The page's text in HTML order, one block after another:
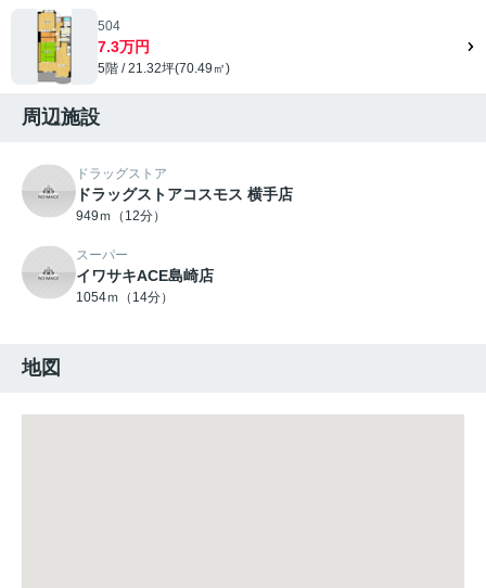
504
7.3万円
5階 / 21.32坪(70.49㎡)
周辺施設
ドラッグストア
ドラッグストアコスモス 横手店
949ｍ（12分）
スーパー
イワサキACE島崎店
1054ｍ（14分）
地図